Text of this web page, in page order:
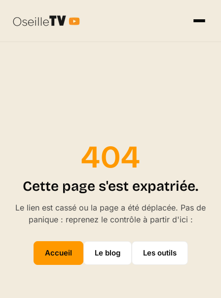
404
Cette page s'est expatriée.
Le lien est cassé ou la page a été déplacée. Pas de
panique : reprenez le contrôle à partir d'ici :
Accueil Le blog Les outils